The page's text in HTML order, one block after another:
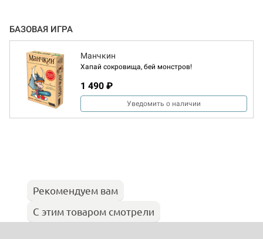
БАЗОВАЯ ИГРА
Манчкин
Хапай сокровища, бей монстров!
1 490 ₽
Уведомить о наличии
Рекомендуем вам
С этим товаром смотрели